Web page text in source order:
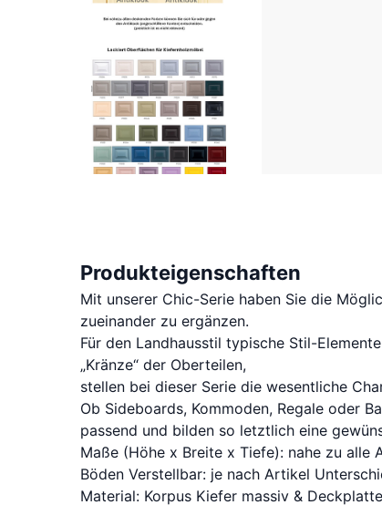
Produkteigenschaften
Mit unserer Chic-Serie haben Sie die
zueinander zu ergänzen.
Für den Landhausstil typische Stil-
„Kränze“ der Oberteilen,
stellen bei dieser Serie die wesentliche
Ob Sideboards, Kommoden, Regale oder
passend und bilden so letztlich eine
Maße (Höhe x Breite x Tiefe): nahe zu alle
Böden Verstellbar: je nach Artikel
Material: Korpus Kiefer massiv &